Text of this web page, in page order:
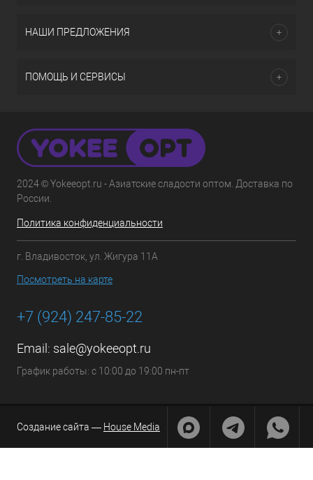
НАШИ ПРЕДЛОЖЕНИЯ
ПОМОЩЬ И СЕРВИСЫ
2024 © Yokeeopt.ru - Азиатские сладости оптом. Доставка по
России.
Политика конфиденциальности
г. Владивосток, ул. Жигура 11А
Посмотреть на карте
+7 (924) 247-85-22
Email: sale@yokeeopt.ru
График работы: с 10:00 до 19:00 пн-пт
Создание сайта — House Media